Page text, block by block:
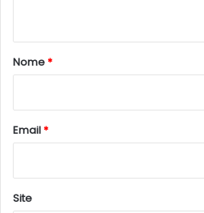
r
*
Nome*
Email*
Site